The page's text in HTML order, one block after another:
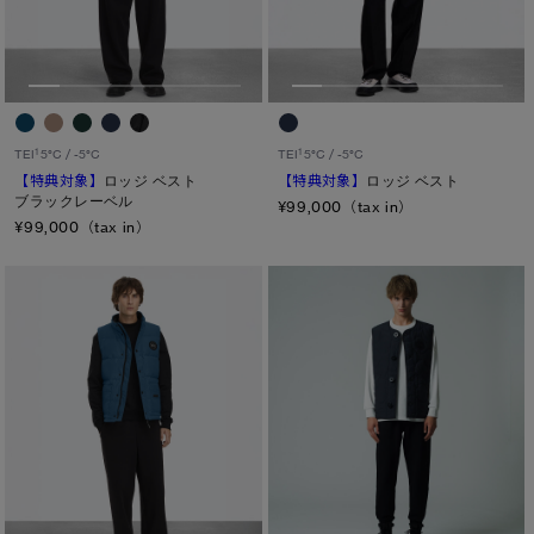
太もも
ひざ
ふくらはぎ
キャンセル
選択
TEI1 5°C / -5°C
【特典対象】
ロッジ ベスト
ブラックレーベル
¥99,000（tax in）
TEI15°C / -5°C
【特典対象】
ロッジ ベスト
¥99,000（tax in）